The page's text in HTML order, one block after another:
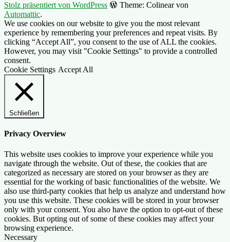
Stolz präsentiert von WordPress
Theme: Colinear von
Automattic.
We use cookies on our website to give you the most relevant
experience by remembering your preferences and repeat visits. By
clicking “Accept All”, you consent to the use of ALL the cookies.
However, you may visit "Cookie Settings" to provide a controlled
consent.
Cookie Settings Accept All
Schließen
Privacy Overview
This website uses cookies to improve your experience while you
navigate through the website. Out of these, the cookies that are
categorized as necessary are stored on your browser as they are
essential for the working of basic functionalities of the website. We
also use third-party cookies that help us analyze and understand how
you use this website. These cookies will be stored in your browser
only with your consent. You also have the option to opt-out of these
cookies. But opting out of some of these cookies may affect your
browsing experience.
Necessary